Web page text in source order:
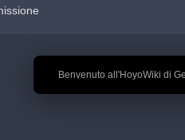
🎉 Benvenuto all'HoyoWiki di